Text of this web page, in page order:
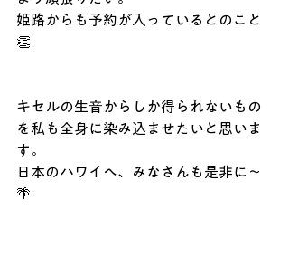
姫路からも予約が入っているとのこと
👏
キセルの生音からしか得られないもの
を私も全身に染み込ませたいと思いま
す。
日本のハワイへ、みなさんも是非に〜
🌴